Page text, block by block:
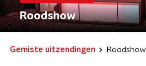
Roodshow
Gemiste uitzendingen Roodshow